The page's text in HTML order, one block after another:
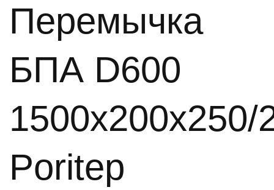
Перемычка
БПА D600
1500х200х250/
Poritep